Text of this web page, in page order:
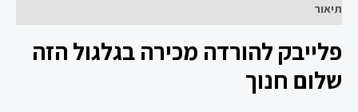
תיאור
פלייבק להורדה מכירה בגלגול הזה
שלום חנוך